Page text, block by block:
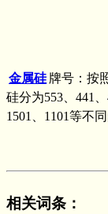
金属硅 牌号：按
硅分为553、441、
1501、1101等不同
相关词条 ：